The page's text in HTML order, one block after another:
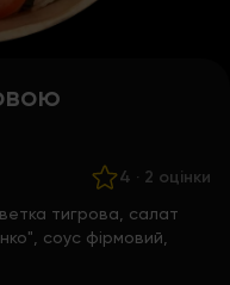
4 · 2 оцінки
тигрова, салат
соус фірмовий,